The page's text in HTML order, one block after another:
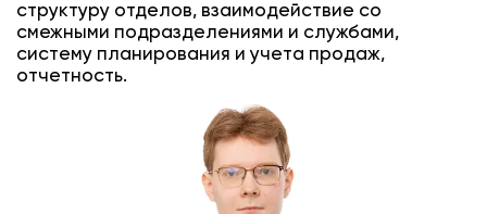
структуру отделов, взаимодействие со
смежными подразделениями и службами,
систему планирования и учета продаж,
отчетность.